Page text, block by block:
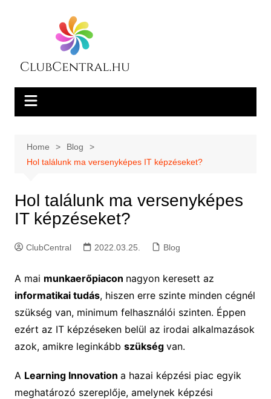
Home
Blog
Hol találunk ma versenyképes IT képzéseket?
Hol találunk ma versenyképes
IT képzéseket?
ClubCentral 2022.03.25. Blog
A mai munkaerőpiacon nagyon keresett az
informatikai tudás, hiszen erre szinte minden cégnél
szükség van, minimum felhasználói szinten. Éppen
ezért az IT képzéseken belül az irodai alkalmazások
azok, amikre leginkább szükség van.
A Learning Innovation a hazai képzési piac egyik
meghatározó szereplője, amelynek képzési